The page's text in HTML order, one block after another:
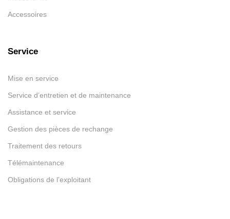
Accessoires
Service
Mise en service
Service d’entretien et de maintenance
Assistance et service
Gestion des pièces de rechange
Traitement des retours
Télémaintenance
Obligations de l’exploitant